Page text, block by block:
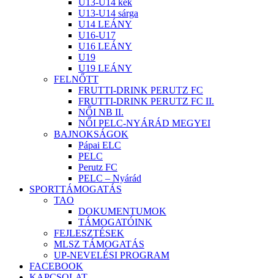
U13-U14 kék
U13-U14 sárga
U14 LEÁNY
U16-U17
U16 LEÁNY
U19
U19 LEÁNY
FELNŐTT
FRUTTI-DRINK PERUTZ FC
FRUTTI-DRINK PERUTZ FC II.
NŐI NB II.
NŐI PELC-NYÁRÁD MEGYEI
BAJNOKSÁGOK
Pápai ELC
PELC
Perutz FC
PELC – Nyárád
SPORTTÁMOGATÁS
TAO
DOKUMENTUMOK
TÁMOGATÓINK
FEJLESZTÉSEK
MLSZ TÁMOGATÁS
UP-NEVELÉSI PROGRAM
FACEBOOK